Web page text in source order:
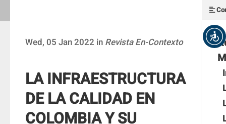
Wed, 05 Jan 2022 in Revista En-Contexto
LA INFRAESTRUCTURA
DE LA CALIDAD EN
COLOMBIA Y SU